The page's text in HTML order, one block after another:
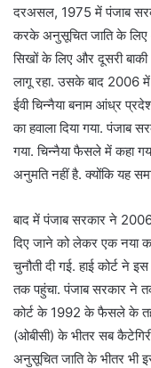
दरअसल, 1975 में पंजाब
करके अनुसूचित जाति के लिए
सिखों के लिए और दूसरी
लागू रहा. उसके बाद 2006 में
ईवी चिन्नैया बनाम आंध्र
का हवाला दिया गया. पंजाब
गया. चिन्नैया फैसले में कहा
अनुमति नहीं है. क्योंकि यह
बाद में पंजाब सरकार ने
दिए जाने को लेकर एक नया
चुनौती दी गई. हाई कोर्ट ने
तक पहुंचा. पंजाब सरकार ने
कोर्ट के 1992 के फैसले के तहत
(ओबीसी) के भीतर सब
अनुसूचित जाति के भीतर भी